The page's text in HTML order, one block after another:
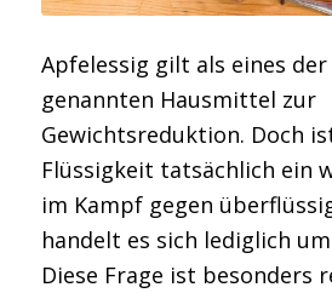
Apfelessig gilt als eines
genannten Hausmittel zur
Gewichtsreduktion. Doch
Flüssigkeit tatsächlich ein
im Kampf gegen
handelt es sich lediglich
Diese Frage ist besonders